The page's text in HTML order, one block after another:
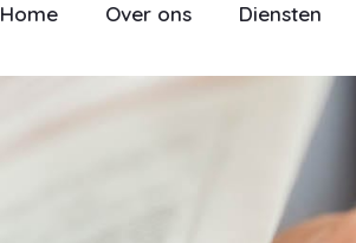
Home Over ons Diensten